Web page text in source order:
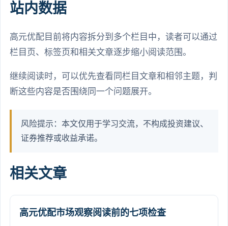
站内数据
高元优配目前将内容拆分到多个栏目中，读者可以通过
栏目页、标签页和相关文章逐步缩小阅读范围。
继续阅读时，可以优先查看同栏目文章和相邻主题，判
断这些内容是否围绕同一个问题展开。
风险提示：本文仅用于学习交流，不构成投资建议、
证券推荐或收益承诺。
相关文章
高元优配市场观察阅读前的七项检查